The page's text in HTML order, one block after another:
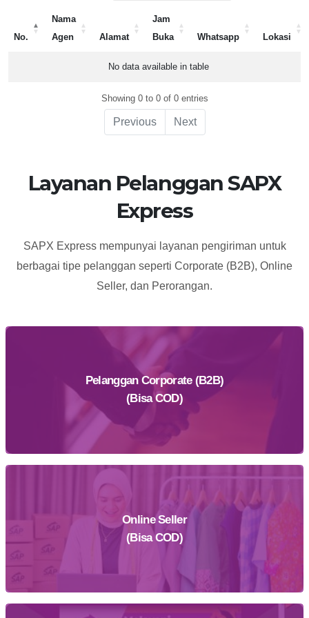
No.
Nama
Agen
Alamat
Jam
Buka
Whatsapp Lokasi
Alamat
Jam
Whatsapp
No data available in table
Showing 0 to 0 of 0 entries
Previous Next
Layanan Pelanggan SAPX
Express
SAPX Express mempunyai layanan pengiriman untuk
berbagai tipe pelanggan seperti Corporate (B2B), Online
Seller, dan Perorangan.
Pelanggan Corporate (B2B)
(Bisa COD)
Daftar Sekarang
Online Seller
(Bisa COD)